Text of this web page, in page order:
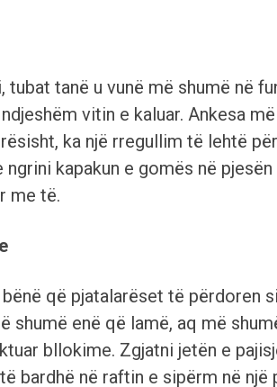
tanë u vunë më shumë në
vitin e kaluar. Ankesa
ka një rregullim të lehtë
kapakun e gomës në
me të.
që pjatalarëset të përdoren
shumë enë që lamë, aq më
bllokime. Zgjatni jetën e
bardhë në raftin e sipërm në një